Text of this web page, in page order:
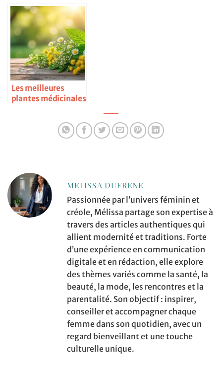
Les meilleures
plantes médicinales
MELISSA DUFRENE
Passionnée par l’univers féminin et
créole, Mélissa partage son expertise à
travers des articles authentiques qui
allient modernité et traditions. Forte
d’une expérience en communication
digitale et en rédaction, elle explore
des thèmes variés comme la santé, la
beauté, la mode, les rencontres et la
parentalité. Son objectif : inspirer,
conseiller et accompagner chaque
femme dans son quotidien, avec un
regard bienveillant et une touche
culturelle unique.